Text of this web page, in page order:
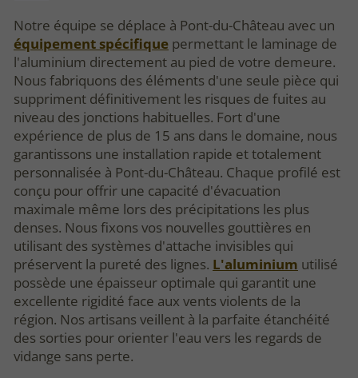
Notre équipe se déplace à Pont-du-Château avec un
équipement spécifique permettant le laminage de
l'aluminium directement au pied de votre demeure.
Nous fabriquons des éléments d'une seule pièce qui
suppriment définitivement les risques de fuites au
niveau des jonctions habituelles. Fort d'une
expérience de plus de 15 ans dans le domaine, nous
garantissons une installation rapide et totalement
personnalisée à Pont-du-Château. Chaque profilé est
conçu pour offrir une capacité d'évacuation
maximale même lors des précipitations les plus
denses. Nous fixons vos nouvelles gouttières en
utilisant des systèmes d'attache invisibles qui
préservent la pureté des lignes. L'aluminium utilisé
possède une épaisseur optimale qui garantit une
excellente rigidité face aux vents violents de la
région. Nos artisans veillent à la parfaite étanchéité
des sorties pour orienter l'eau vers les regards de
vidange sans perte.